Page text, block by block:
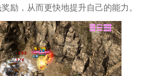
励，从而更快地提升自己的能力。